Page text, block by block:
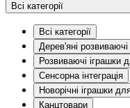
Всі категорії
Всі категорії
Дерев'яні розвиваючі
Розвиваючі іграшки
Сенсорна інтеграція
Новорічні іграшки
Канцтовари